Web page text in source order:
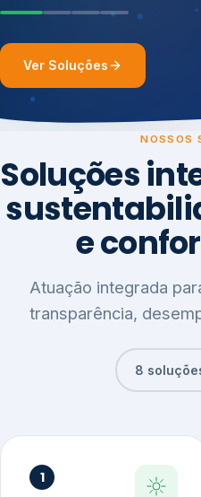
Ver Soluções
NOSSOS
Soluções
e
Atuação integrada
transparência,
8
1